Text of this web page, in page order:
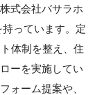
式会社バサラホ
っています。定
体制を整え、住
ーを実施してい
ォーム提案や、